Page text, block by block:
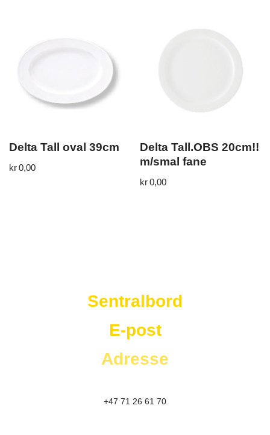
Delta Tall oval 39cm
kr0,00
Delta Tall.OBS 20cm!!
m/smal fane
kr0,00
Sentralbord
E-post
Adresse
+47 71 26 61 70